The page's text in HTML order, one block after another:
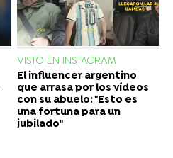
VISTO EN INSTAGRAM
El influencer argentino
que arrasa por los vídeos
con su abuelo: "Esto es
una fortuna para un
jubilado"